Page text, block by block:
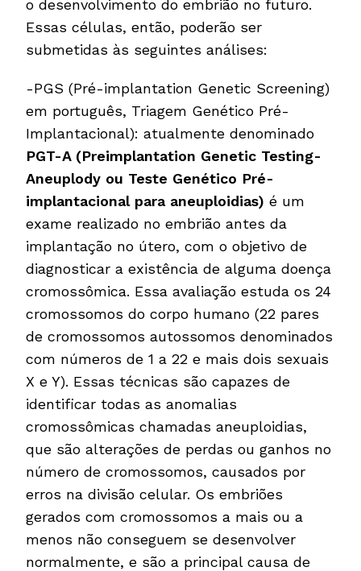
o desenvolvimento do embrião no futuro.
Essas células, então, poderão ser
submetidas às seguintes análises:
-PGS (Pré-implantation Genetic Screening)
em português, Triagem Genético Pré-
Implantacional): atualmente denominado
PGT-A (Preimplantation Genetic Testing-
Aneuplody ou Teste Genético Pré-
implantacional para aneuploidias) é um
exame realizado no embrião antes da
implantação no útero, com o objetivo de
diagnosticar a existência de alguma doença
cromossômica. Essa avaliação estuda os 24
cromossomos do corpo humano (22 pares
de cromossomos autossomos denominados
com números de 1 a 22 e mais dois sexuais
X e Y). Essas técnicas são capazes de
identificar todas as anomalias
cromossômicas chamadas aneuploidias,
que são alterações de perdas ou ganhos no
número de cromossomos, causados por
erros na divisão celular. Os embriões
gerados com cromossomos a mais ou a
menos não conseguem se desenvolver
normalmente, e são a principal causa de